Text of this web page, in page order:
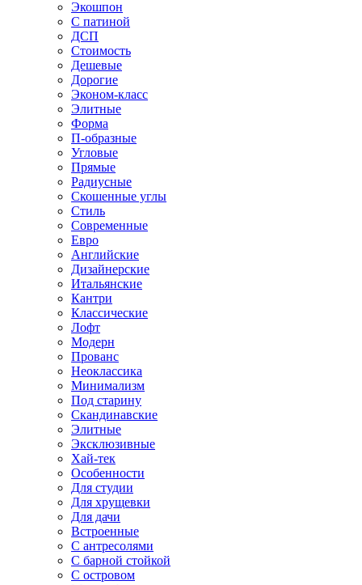
Экошпон
С патиной
ДСП
Стоимость
Дешевые
Дорогие
Эконом-класс
Элитные
Форма
П-образные
Угловые
Прямые
Радиусные
Скошенные углы
Стиль
Современные
Евро
Английские
Дизайнерские
Итальянские
Кантри
Классические
Лофт
Модерн
Прованс
Неоклассика
Минимализм
Под старину
Скандинавские
Элитные
Эксклюзивные
Хай-тек
Особенности
Для студии
Для хрущевки
Для дачи
Встроенные
С антресолями
С барной стойкой
С островом